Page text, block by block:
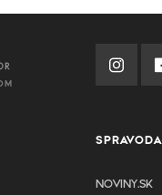
NOVINY.SK